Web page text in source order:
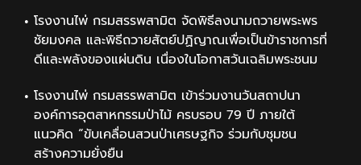
โรงงานไพ่ กรมสรรพสามิต จัดพิธีลงนามถวายพระพร
ชัยมงคล และพิธีถวายสัตย์ปฏิญาณเพื่อเป็นข้าราชการที่
ดีและพลังของแผ่นดิน เนื่องในโอกาสวันเฉลิมพระชนม
โรงงานไพ่ กรมสรรพสามิต เข้าร่วมงานวันสถาปนา
องค์การอุตสาหกรรมป่าไม้ ครบรอบ 79 ปี ภายใต้
แนวคิด “ขับเคลื่อนสวนป่าเศรษฐกิจ ร่วมกับชุมชน
สร้างความยั่งยืน